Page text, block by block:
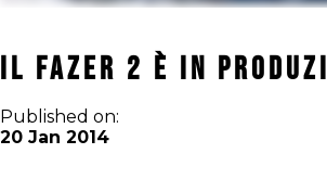
Il Fazer 2 è in
Published on:
20 Jan 2014